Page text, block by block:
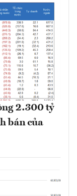
2.300 tỷ
bán của